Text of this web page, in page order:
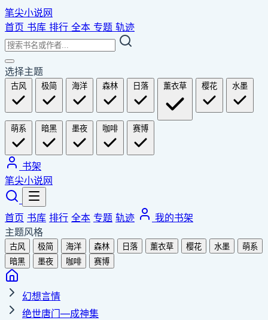
笔尖小说网
首页 书库 排行 全本 专题 轨迹
选择主题
古风 极简 海洋 森林 日落 薰衣草 樱花 水墨
萌系 暗黑 墨夜 咖啡 赛博
书架
笔尖小说网
首页 书库 排行 全本 专题 轨迹
我的书架
主题风格
古风 极简 海洋 森林 日落 薰衣草 樱花 水墨
萌系
暗黑
墨夜 咖啡 赛博
幻想言情
绝世唐门—成神集